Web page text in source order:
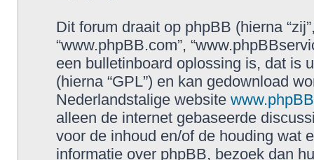
Dit forum draait op phpBB (hierna
“www.phpBB.com”,
een bulletinboard oplossing is, dat is
(hierna “GPL”) en kan gedownload
Nederlandstalige website
alleen de internet gebaseerde
voor de inhoud en/of de houding wat
informatie over phpBB, bezoek dan